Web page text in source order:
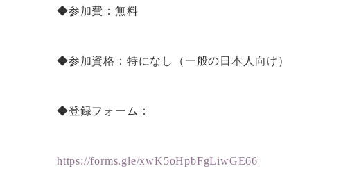
◆参加費：無料
◆参加資格：特になし（一般の日本人向け）
◆登録フォーム：
https://forms.gle/xwK5oHpbFgLiwGE66